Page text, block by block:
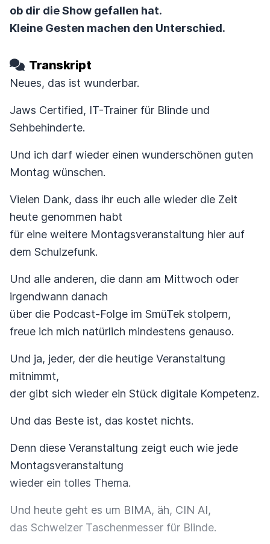
ob dir die Show gefallen hat.
Kleine Gesten machen den Unterschied.
Transkript
Neues, das ist wunderbar.
Jaws Certified, IT-Trainer für Blinde und
Sehbehinderte.
Und ich darf wieder einen wunderschönen guten
Montag wünschen.
Vielen Dank, dass ihr euch alle wieder die Zeit
heute genommen habt
für eine weitere Montagsveranstaltung hier auf
dem Schulzefunk.
Und alle anderen, die dann am Mittwoch oder
irgendwann danach
über die Podcast-Folge im SmüTek stolpern,
freue ich mich natürlich mindestens genauso.
Und ja, jeder, der die heutige Veranstaltung
mitnimmt,
der gibt sich wieder ein Stück digitale Kompetenz.
Und das Beste ist, das kostet nichts.
Denn diese Veranstaltung zeigt euch wie jede
Montagsveranstaltung
wieder ein tolles Thema.
Und heute geht es um BIMA, äh, CIN AI,
das Schweizer Taschenmesser für Blinde.